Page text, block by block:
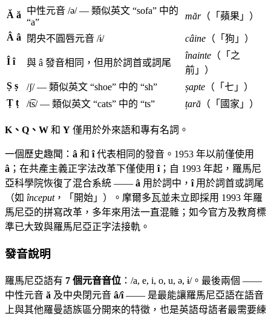
Ă ă
中性元音 /ə/ — 類似英文 “sofa” 中的
“a”
măr（「蘋果」）
Â â 閉央不圓唇元音 /ɨ/ câine （「狗」）
Î î 與 â 發音相同，但用於詞首或詞尾
înainte （「之
前」）
Ș ș
/ʃ/ — 類似英文 “shoe” 中的 “sh” șapte （「七」）
Ț ț
/t͡s/ — 類似英文 “cats” 中的 “ts” țară （「國家」）
K、Q、W 和 Y 僅用於外來語和專有名詞。
一個歷史趣聞： â 和î代表相同的發音。1953 年以前僅使用
â ；在共產主義正字法改革下僅使用î；自 1993 年起，羅馬尼
亞科學院恢復了混合系統 —— â 用於詞中，î用於詞首或詞尾
（如 început，「開始」）。摩爾多瓦並未立即採用 1993 年羅
馬尼亞的拼寫改革，多年來用法一直混雜；如今官方及教育標
準已大致與羅馬尼亞正字法接軌。
發音說明
羅馬尼亞語有 7 個元音音位 ：/a, e, i, o, u, ə, ɨ/。最後兩個 ——
中性元音 ă 及中央閉元音 â/î—— 是最能讓羅馬尼亞語在語音
上與其他羅曼語族區分開來的特徵，也是英語母語者最需要練